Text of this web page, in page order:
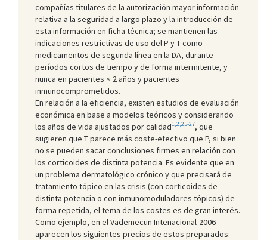
compañías titulares de la autorización mayor información
relativa a la seguridad a largo plazo y la introducción de
esta información en ficha técnica; se mantienen las
indicaciones restrictivas de uso del P y T como
medicamentos de segunda línea en la DA, durante
períodos cortos de tiempo y de forma intermitente, y
nunca en pacientes < 2 años y pacientes
inmunocomprometidos.
En relación a la eficiencia, existen estudios de evaluación
económica en base a modelos teóricos y considerando
los años de vida ajustados por calidad1,2,25-27, que
sugieren que T parece más coste-efectivo que P, si bien
no se pueden sacar conclusiones firmes en relación con
los corticoides de distinta potencia. Es evidente que en
un problema dermatológico crónico y que precisará de
tratamiento tópico en las crisis (con corticoides de
distinta potencia o con inmunomoduladores tópicos) de
forma repetida, el tema de los costes es de gran interés.
Como ejemplo, en el Vademecun Intenacional-2006
aparecen los siguientes precios de estos preparados: